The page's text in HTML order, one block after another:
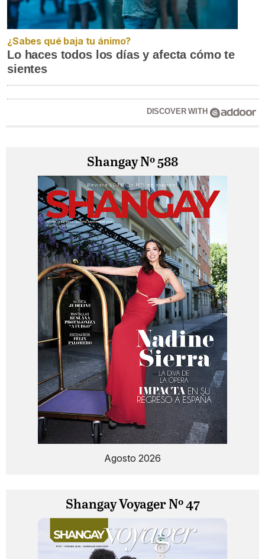
¿Sabes qué baja tu ánimo?
Lo haces todos los días y afecta cómo te
sientes
DISCOVER WITH
Shangay Nº 588
Agosto 2026
Shangay Voyager Nº 47